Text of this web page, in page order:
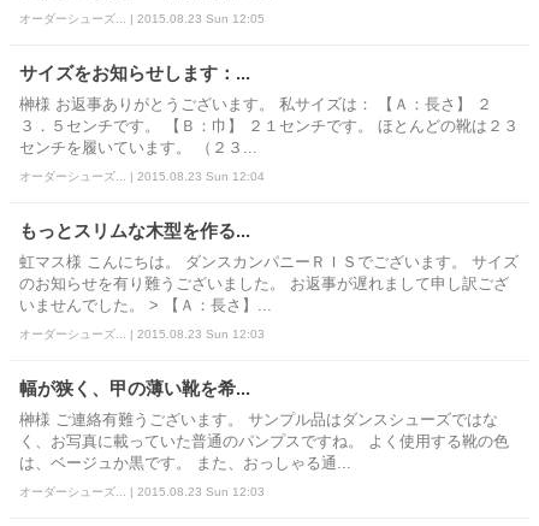
オーダーシューズ... | 2015.08.23 Sun 12:05
サイズをお知らせします：...
榊様 お返事ありがとうございます。 私サイズは： 【Ａ：長さ】 ２
３．５センチです。 【Ｂ：巾】 ２１センチです。 ほとんどの靴は２３
センチを履いています。 （２３...
オーダーシューズ... | 2015.08.23 Sun 12:04
もっとスリムな木型を作る...
虹マス様 こんにちは。 ダンスカンパニーＲＩＳでございます。 サイズ
のお知らせを有り難うございました。 お返事が遅れまして申し訳ござ
いませんでした。 > 【Ａ：長さ】...
オーダーシューズ... | 2015.08.23 Sun 12:03
幅が狭く、甲の薄い靴を希...
榊様 ご連絡有難うございます。 サンプル品はダンスシューズではな
く、お写真に載っていた普通のパンプスですね。 よく使用する靴の色
は、ベージュか黒です。 また、おっしゃる通...
オーダーシューズ... | 2015.08.23 Sun 12:03